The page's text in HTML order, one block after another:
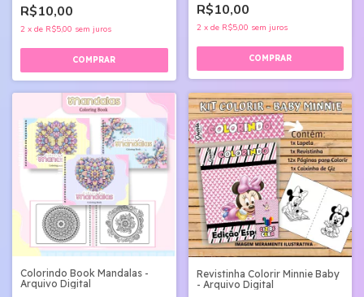
R$10,00
2 x de R$5,00 sem juros
R$10,00
2 x de R$5,00 sem juros
Colorindo Book Mandalas -
Arquivo Digital
Revistinha Colorir Minnie Baby
- Arquivo Digital